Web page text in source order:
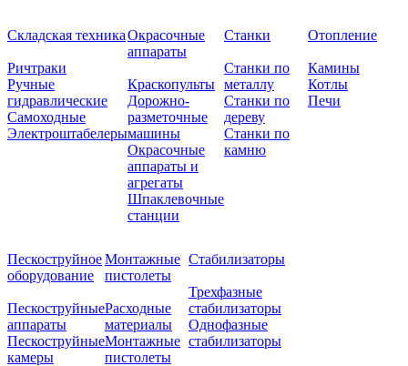
Складская техника
Ричтраки
Ручные
гидравлические
Самоходные
Электроштабелеры
Окрасочные
аппараты
Краскопульты
Дорожно-
разметочные
машины
Окрасочные
аппараты и
агрегаты
Шпаклевочные
станции
Станки
Станки по
металлу
Станки по
дереву
Станки по
камню
Отопление
Камины
Котлы
Печи
Пескоструйное
оборудование
Пескоструйные
аппараты
Пескоструйные
камеры
Монтажные
пистолеты
Расходные
материалы
Монтажные
пистолеты
Стабилизаторы
Трехфазные
стабилизаторы
Однофазные
стабилизаторы